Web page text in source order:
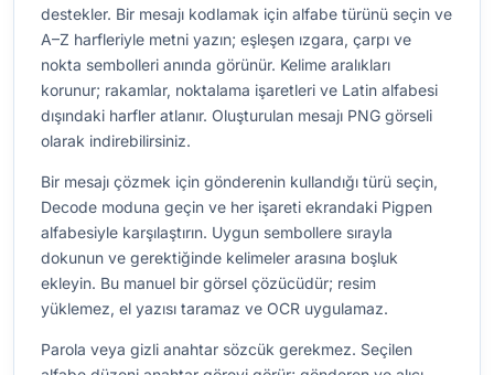
destekler. Bir mesajı kodlamak için alfabe türünü seçin ve
A–Z harfleriyle metni yazın; eşleşen ızgara, çarpı ve
nokta sembolleri anında görünür. Kelime aralıkları
korunur; rakamlar, noktalama işaretleri ve Latin alfabesi
dışındaki harfler atlanır. Oluşturulan mesajı PNG görseli
olarak indirebilirsiniz.
Bir mesajı çözmek için gönderenin kullandığı türü seçin,
Decode moduna geçin ve her işareti ekrandaki Pigpen
alfabesiyle karşılaştırın. Uygun sembollere sırayla
dokunun ve gerektiğinde kelimeler arasına boşluk
ekleyin. Bu manuel bir görsel çözücüdür; resim
yüklemez, el yazısı taramaz ve OCR uygulamaz.
Parola veya gizli anahtar sözcük gerekmez. Seçilen